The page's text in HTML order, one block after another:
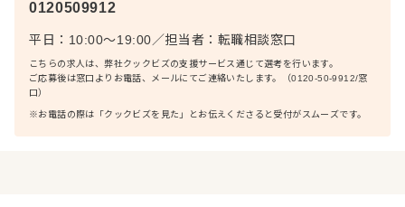
0120509912
平日：10:00〜19:00／担当者： 転職相談窓口
こちらの求人は、弊社クックビズの支援サービス通じて選考を行います。
ご応募後は窓口よりお電話、メールにてご連絡いたします。（0120-50-9912/窓
口）
※お電話の際は「クックビズを見た」とお伝えくださると受付がスムーズです。